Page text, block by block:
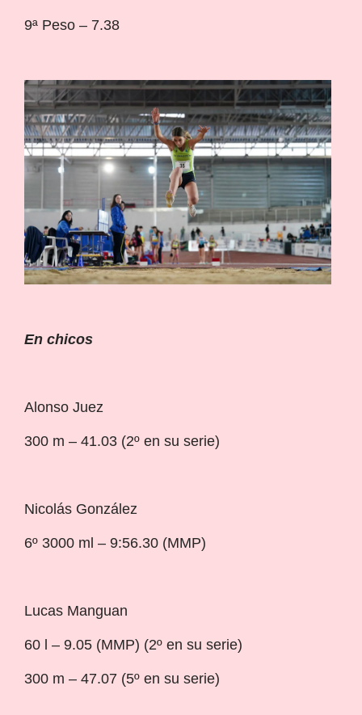
9ª Peso – 7.38
En chicos
Alonso Juez
300 m – 41.03 (2º en su serie)
Nicolás González
6º 3000 ml – 9:56.30 (MMP)
Lucas Manguan
60 l – 9.05 (MMP) (2º en su serie)
300 m – 47.07 (5º en su serie)